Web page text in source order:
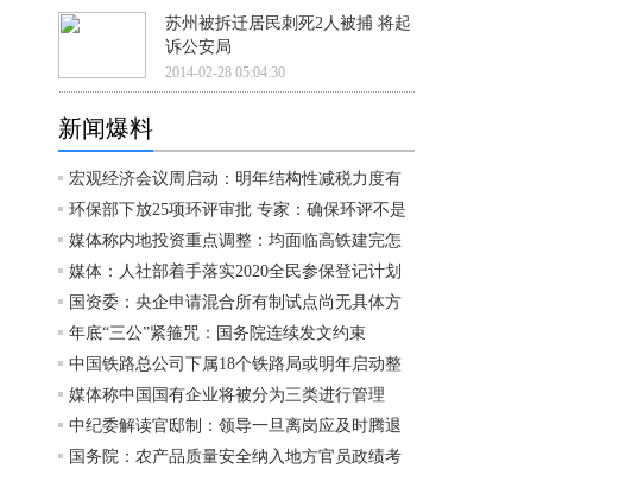
苏州被拆迁居民刺死2人被捕 将起
诉公安局
2014-02-28 05:04:30
新闻爆料
宏观经济会议周启动：明年结构性减税力度有
环保部下放25项环评审批 专家：确保环评不是
媒体称内地投资重点调整：均面临高铁建完怎
媒体：人社部着手落实2020全民参保登记计划
国资委：央企申请混合所有制试点尚无具体方
年底“三公”紧箍咒：国务院连续发文约束
中国铁路总公司下属18个铁路局或明年启动整
媒体称中国国有企业将被分为三类进行管理
中纪委解读官邸制：领导一旦离岗应及时腾退
国务院：农产品质量安全纳入地方官员政绩考